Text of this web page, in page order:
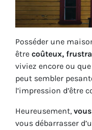
Posséder une
être coûteux,
viviez encore ou
peut sembler
l’impression d’être
Heureusement,
vous débarrasser